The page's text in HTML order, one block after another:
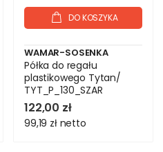
DO KOSZYKA
WAMAR-SOSENKA
Półka do regału
plastikowego Tytan/
TYT_P_130_SZAR
122,00 zł
99,19 zł netto